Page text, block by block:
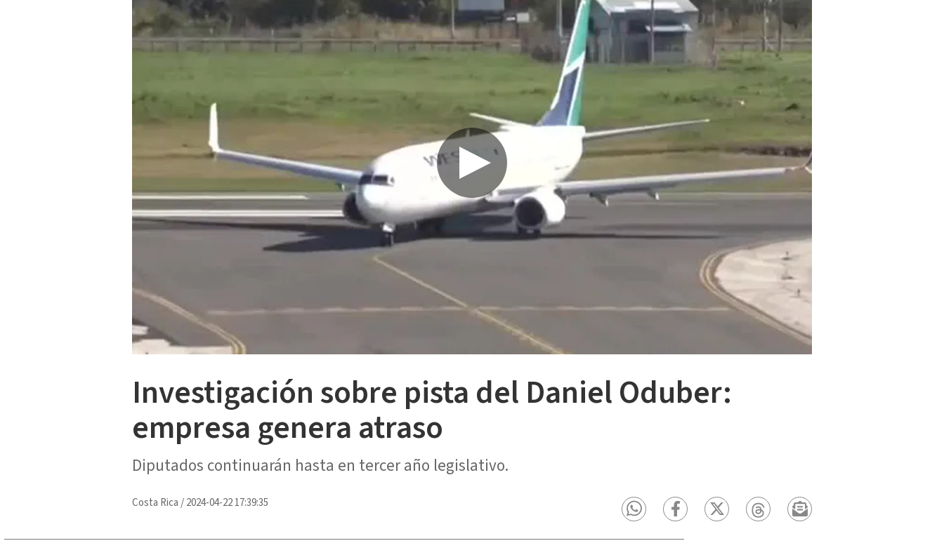
Investigación sobre pista del Daniel Oduber:
empresa genera atraso
Diputados continuarán hasta en tercer año legislativo.
Costa Rica /2024-04-22 17:39:35